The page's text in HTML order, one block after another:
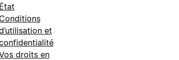
État
Conditions
et
droits en